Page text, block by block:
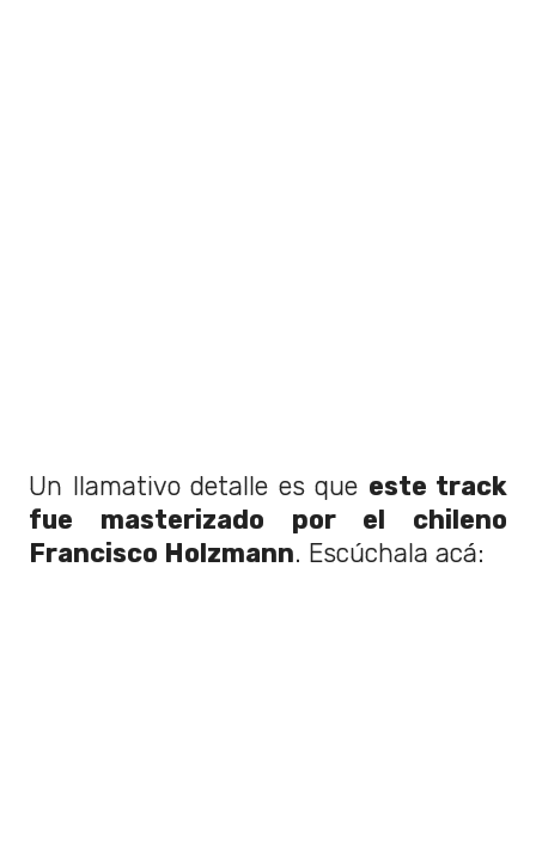
Un llamativo detalle es que este track
fue masterizado por el chileno
Francisco Holzmann. Escúchala acá: